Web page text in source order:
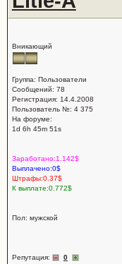
Вникающий
Группа: Пользователи
Сообщений: 78
Регистрация: 14.4.2008
Пользователь №: 4 375
На форуме:
1d 6h 45m 51s
Заработано:1.142$
Выплачено:0$
Штрафы:0.37$
К выплате:0.772$
Пол: мужской
Репутация: 0